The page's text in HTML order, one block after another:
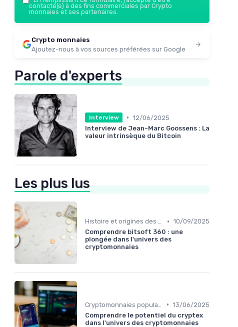
contacté(e) à des fins commerciales par Crypto
monnaies et ses partenaires.
Crypto monnaies
Ajoutez-nous à vos sources préférées sur Google
Parole d'experts
Interview • 12/06/2025
Interview de Jean-Marc Goossens : La
valeur intrinsèque du Bitcoin
Les plus lus
Histoire et origines des cryptomonnaies • 10/09/2025
Comprendre bitsoft 360 : une
plongée dans l'univers des
cryptomonnaies
• 13/06/2025
Comprendre le potentiel du cryptex
dans l'univers des cryptomonnaies